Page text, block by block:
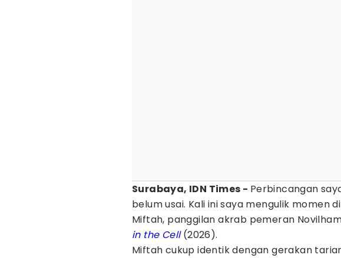
Surabaya, IDN Times - Perbincangan
belum usai. Kali ini saya mengulik momen
Miftah, panggilan akrab pemeran
in the Cell (2026).
Miftah cukup identik dengan gerakan